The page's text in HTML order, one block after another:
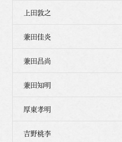
上田敦之
兼田佳炎
兼田昌尚
兼田知明
厚東孝明
吉野桃李